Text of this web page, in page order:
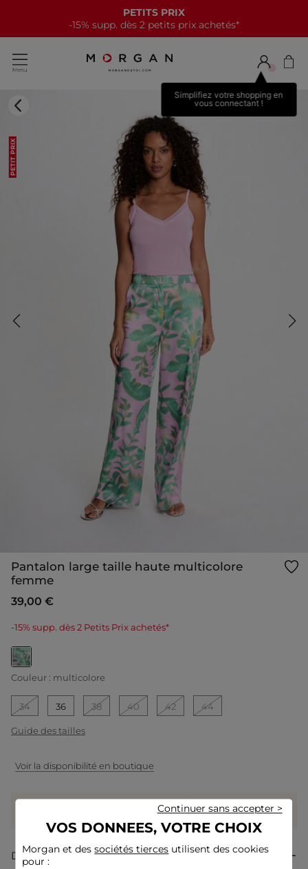
PETITS PRIX
-15% supp. dès 2 petits prix achetés*
Simplifiez votre shopping en
vous connectant !
PETIT PRIX
Pantalon large taille haute multicolore
femme
39,00 €
-15% supp. dès 2 Petits Prix achetés*
selected
Couleur : multicolore
34 36 38 40 42 44
Guide des tailles
Voir la disponibilité en boutique
39 coeurs grâce à ce produit
Connectez-vous ou inscrivez-vous
Description
VOS DONNEES, VOTRE CHOIX
Morgan et dessociétés tierces utilisent des cookies
pour :
Continuer sans accepter >